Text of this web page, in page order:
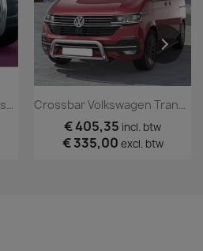
€ 405,35 incl. btw
€ 335,00 excl. btw